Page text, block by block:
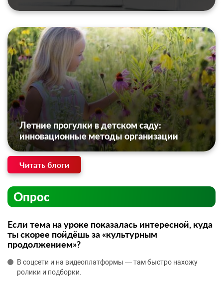
Летние прогулки в детском саду:
инновационные методы организации
Читать блоги
Опрос
Если тема на уроке показалась интересной, куда
ты скорее пойдёшь за «культурным
продолжением»?
В соцсети и на видеоплатформы — там быстро нахожу
ролики и подборки.